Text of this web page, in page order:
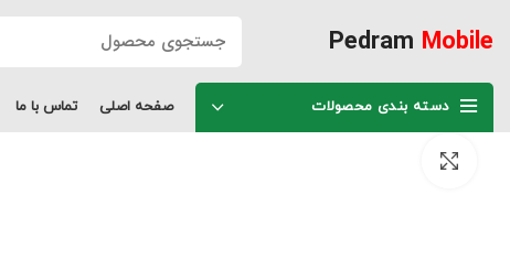
Pedram Mobile
دسته بندی محصولات صفحه اصلی تماس با ما